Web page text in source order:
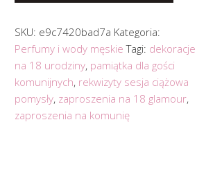
SKU: e9c7420bad7a Kategoria:
Perfumy i wody męskie Tagi: dekoracje
na 18 urodziny, pamiątka dla gości
komunijnych, rekwizyty sesja ciążowa
pomysły, zaproszenia na 18 glamour,
zaproszenia na komunię